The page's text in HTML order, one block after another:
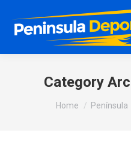
Category
You are here:
Home Península